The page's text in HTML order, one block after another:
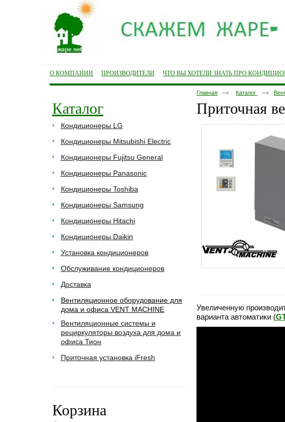
О КОМПАНИИ ПРОИЗВОДИТЕЛИ ЧТО ВЫ ХОТЕЛИ ЗНАТЬ ПРО
Каталог
Кондиционеры LG
Кондиционеры Mitsubishi Electric
Кондиционеры Fujitsu General
Кондиционеры Panasonic
Кондиционеры Toshiba
Кондиционеры Samsung
Кондиционеры Hitachi
Кондиционеры Daikin
Установка кондиционеров
Обслуживание кондиционеров
Доставка
Вентиляционное оборудование для
дома и офиса VENT MACHINE
Вентиляционные системы и
рециркуляторы воздуха для дома и
офиса Тион
Приточная установка iFresh
Корзина
Главная Каталог
Приточная
Увеличенную
варианта автоматики (